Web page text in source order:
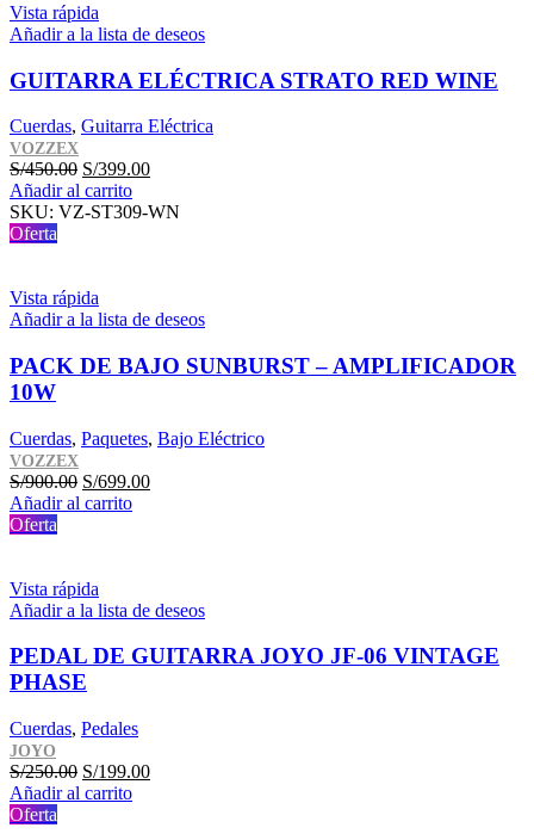
Vista rápida
Añadir a la lista de deseos
GUITARRA ELÉCTRICA STRATO RED WINE
Cuerdas, Guitarra Eléctrica
VOZZEX
S/450.00 El
precio
original
S/399.00El
actual
Añadir al carrito
SKU: VZ-ST309-WN
Oferta
Vista rápida
Añadir a la lista de deseos
PACK DE BAJO SUNBURST – AMPLIFICADOR
10W
Cuerdas, Paquetes, Bajo Eléctrico
VOZZEX
S/900.00 El
precio
S/699.00El
Añadir al carrito
Oferta
Vista rápida
Añadir a la lista de deseos
PEDAL DE GUITARRA JOYO JF-06 VINTAGE
PHASE
Cuerdas, Pedales
JOYO
S/250.00 El
precio
S/199.00El
Añadir al carrito
Oferta